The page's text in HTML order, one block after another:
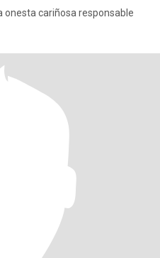
onesta cariñosa responsable